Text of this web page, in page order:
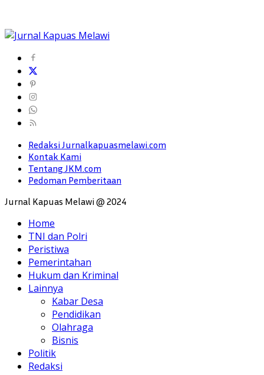
Redaksi Jurnalkapuasmelawi.com
Kontak Kami
Tentang JKM.com
Pedoman Pemberitaan
Jurnal Kapuas Melawi @ 2024
Home
TNI dan Polri
Peristiwa
Pemerintahan
Hukum dan Kriminal
Lainnya
Kabar Desa
Pendidikan
Olahraga
Bisnis
Politik
Redaksi